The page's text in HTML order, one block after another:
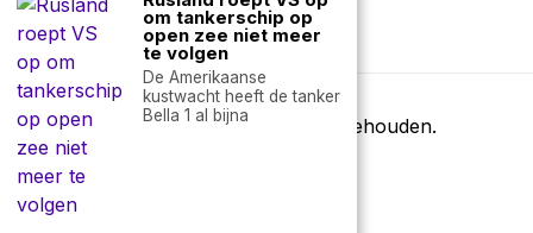
nieuwsimpuls.online
2026- Alle rechten voorbehouden.
om tankerschip op
open zee niet meer
te volgen
De Amerikaanse
kustwacht heeft de tanker
Bella 1 al bijna